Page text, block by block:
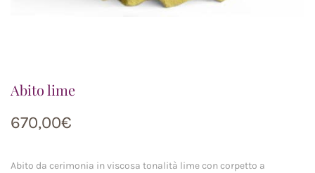
Abito lime
670,00€
Abito da cerimonia in viscosa tonalità lime con corpetto a